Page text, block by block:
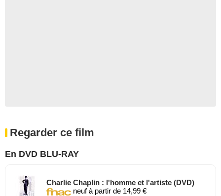
Regarder ce film
En DVD BLU-RAY
Charlie Chaplin : l'homme et l'artiste (DVD)
neuf à partir de 14,99 €